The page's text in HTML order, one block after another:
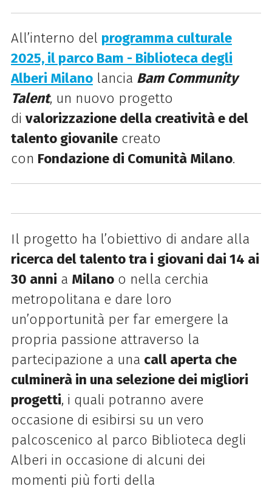
All’interno del programma culturale
2025, il parco Bam - Biblioteca degli
Alberi Milanolancia Bam Community
Talent, un nuovo progetto
di valorizzazione della creatività e del
talento giovanilecreato
con Fondazione di Comunità Milano.
Il progetto ha l’obiettivo di andare alla
ricerca del talento tra i giovani dai 14 ai
30 anni a Milanoo nella cerchia
metropolitana e dare loro
un’opportunità per far emergere la
propria passione attraverso la
partecipazione a una call aperta che
culminerà in una selezione dei migliori
progetti, i quali potranno avere
occasione di esibirsi su un vero
palcoscenico al parco Biblioteca degli
Alberi in occasione di alcuni dei
momenti più forti della